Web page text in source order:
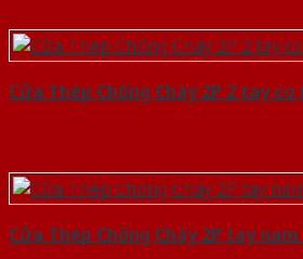
Cửa Thép Chống Cháy 2P 2 tay co
Cửa Thép Chống Cháy 2P tay nam